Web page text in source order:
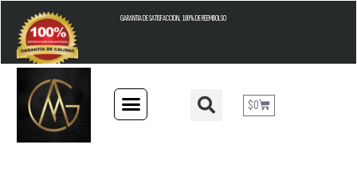
GARANTIA DE SATISFACCION, 100% DE REEMBOLSO
$0